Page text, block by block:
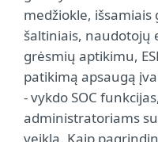
medžiokle,
šaltiniais, naudotojų
grėsmių aptikimu,
patikimą apsaugą
- vykdo SOC
administratoriams